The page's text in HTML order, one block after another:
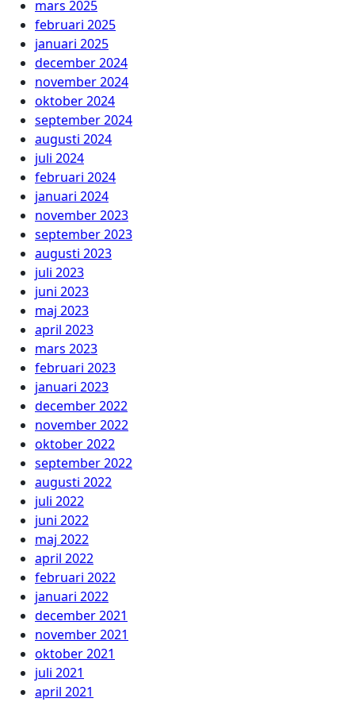
mars 2025
februari 2025
januari 2025
december 2024
november 2024
oktober 2024
september 2024
augusti 2024
juli 2024
februari 2024
januari 2024
november 2023
september 2023
augusti 2023
juli 2023
juni 2023
maj 2023
april 2023
mars 2023
februari 2023
januari 2023
december 2022
november 2022
oktober 2022
september 2022
augusti 2022
juli 2022
juni 2022
maj 2022
april 2022
februari 2022
januari 2022
december 2021
november 2021
oktober 2021
juli 2021
april 2021